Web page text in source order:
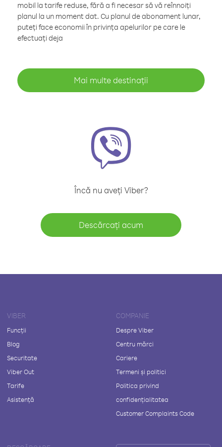
mobil la tarife reduse, fără a fi necesar să vă reînnoiți
planul la un moment dat. Cu planul de abonament lunar,
puteți face economii în privința apelurilor pe care le
efectuați deja
Mai multe destinații
Încă nu aveți Viber?
Descărcați acum
VIBER
Funcții
Blog
Securitate
Viber Out
Tarife
Asistență
COMPANIE
Despre Viber
Centru mărci
Cariere
Termeni și politici
Politica privind
confidențialitatea
Customer Complaints Code